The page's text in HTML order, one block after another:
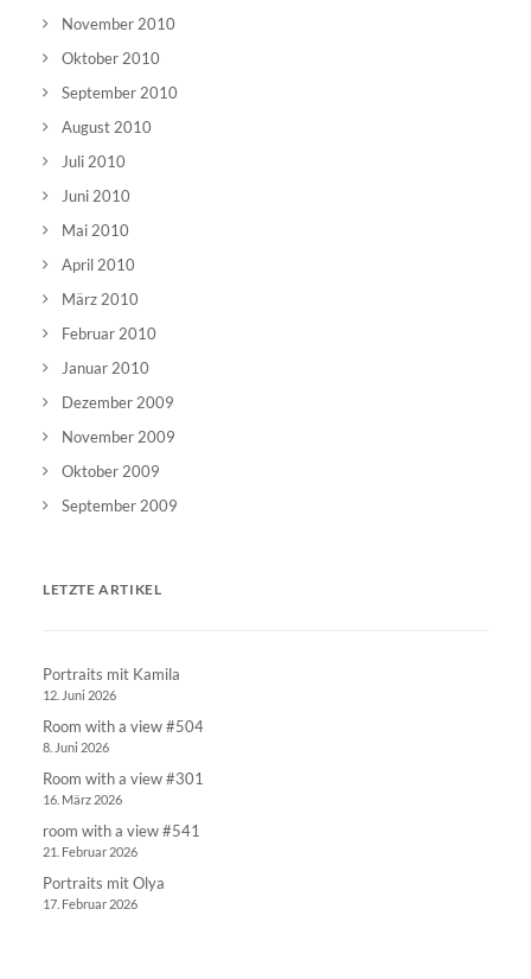
November 2010
Oktober 2010
September 2010
August 2010
Juli 2010
Juni 2010
Mai 2010
April 2010
März 2010
Februar 2010
Januar 2010
Dezember 2009
November 2009
Oktober 2009
September 2009
LETZTE ARTIKEL
Portraits mit Kamila
12. Juni 2026
Room with a view #504
8. Juni 2026
Room with a view #301
16. März 2026
room with a view #541
21. Februar 2026
Portraits mit Olya
17. Februar 2026